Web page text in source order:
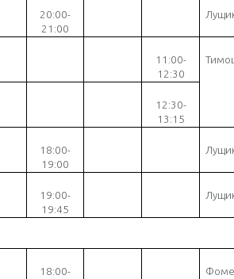
20:00-
21:00
11:00-
12:30
12:30-
13:15
18:00-
19:00
19:00-
19:45
18:00-